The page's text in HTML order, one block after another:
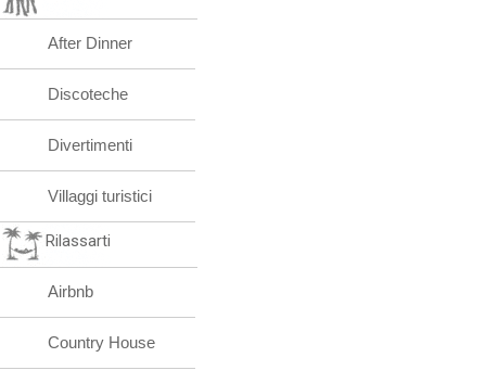
After Dinner
Discoteche
Divertimenti
Villaggi turistici
Rilassarti
Airbnb
Country House